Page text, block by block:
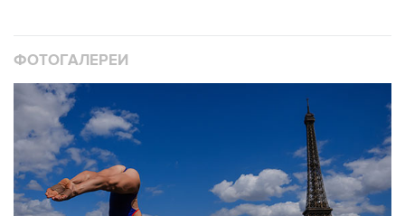
ФОТОГАЛЕРЕИ